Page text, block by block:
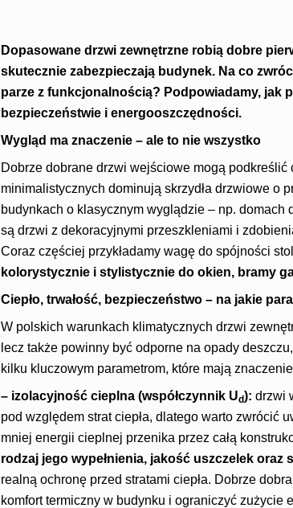
Dopasowane drzwi zewnętrzne robią dobre
skutecznie zabezpieczają budynek. Na co
parze z funkcjonalnością? Podpowiadamy, jak
bezpieczeństwie i energooszczędności.
Wygląd ma znaczenie – ale to nie wszystko
Dobrze dobrane drzwi wejściowe mogą
minimalistycznych dominują skrzydła drzwiowe o
budynkach o klasycznym wyglądzie – np.
są drzwi z dekoracyjnymi przeszkleniami i
Coraz częściej przykładamy wagę do spójności
kolorystycznie i stylistycznie do okien, bramy
Ciepło, trwałość, bezpieczeństwo – na jakie
W polskich warunkach klimatycznych drzwi
lecz także powinny być odporne na opady
kilku kluczowym parametrom, które mają
– izolacyjność cieplna (współczynnik Ud): drzwi
pod względem strat ciepła, dlatego warto zwrócić
mniej energii cieplnej przenika przez całą
rodzaj jego wypełnienia, jakość uszczelek oraz
realną ochronę przed stratami ciepła. Dobrze
komfort termiczny w budynku i ograniczyć zużycie